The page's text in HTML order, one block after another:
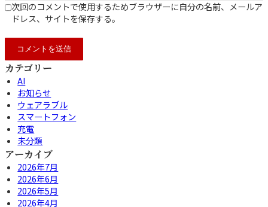
次回のコメントで使用するためブラウザーに自分の名前、メールア
ドレス、サイトを保存する。
カテゴリー
AI
お知らせ
ウェアラブル
スマートフォン
充電
未分類
アーカイブ
2026年7月
2026年6月
2026年5月
2026年4月